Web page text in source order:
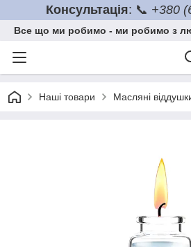
Консультація: 📞 +380
Все що ми робимо - ми робимо з
Наші товари Масляні